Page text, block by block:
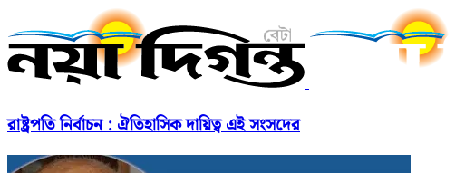
রাষ্ট্রপতি নির্বাচন : ঐতিহাসিক দায়িত্ব এই সংসদের